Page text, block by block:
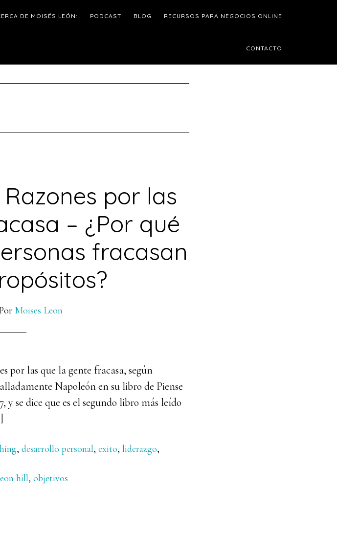
DE MOISÉS LEÓN: PODCAST BLOG RECURSOS PARA NEGOCIOS ONLINE
CONTACTO
por las
– ¿Por qué
fracasan
Moises Leon
por las que la gente fracasa, según
Napoleón en su libro de Piense
y se dice que es el segundo libro más leído
, desarrollo personal, exito, liderazgo,
hill, objetivos